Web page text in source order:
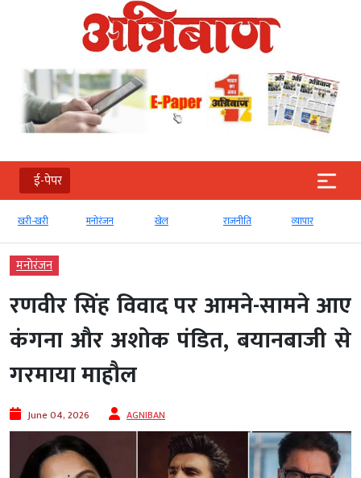
ई-पेपर
खरी-खरी मनोरंजन खेल राजनीति व्‍यापार
मनोरंजन
रणवीर सिंह विवाद पर आमने-सामने आए
कंगना और अशोक पंडित, बयानबाजी से
गरमाया माहौल
June 04, 2026 AGNIBAN